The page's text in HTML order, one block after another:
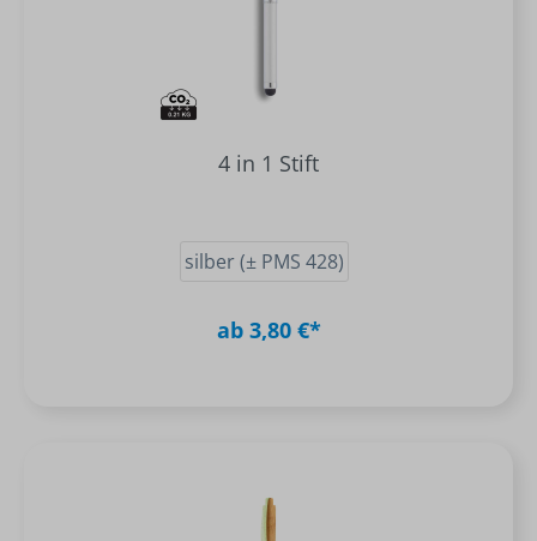
4 in 1 Stift
silber (± PMS 428)
ab 3,80 €*